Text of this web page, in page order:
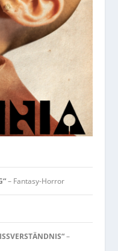
– Fantasy-Horror
–